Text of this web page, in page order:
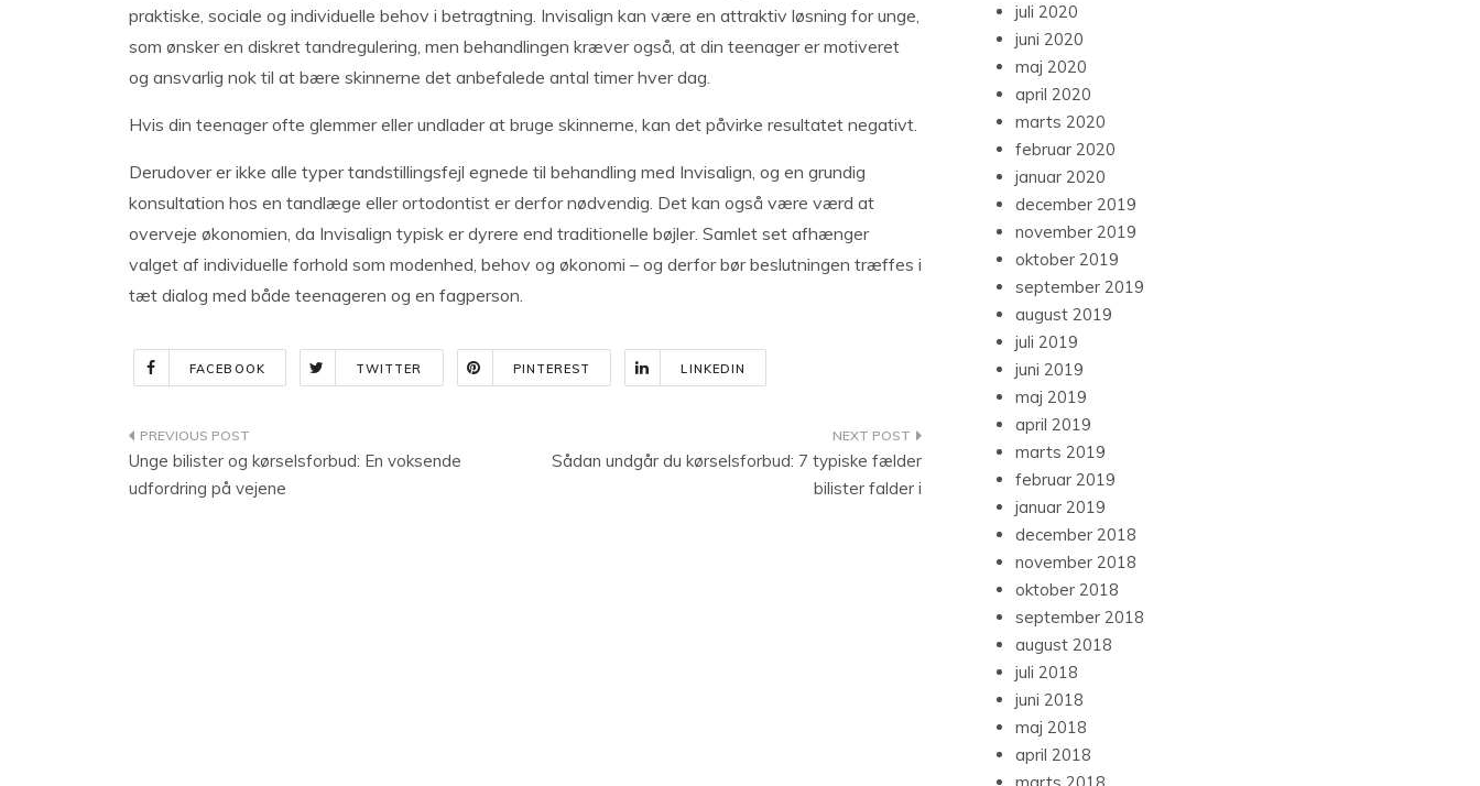
praktiske, sociale og individuelle behov i betragtning. Invisalign kan være en attraktiv løsning for unge,
som ønsker en diskret tandregulering, men behandlingen kræver også, at din teenager er motiveret
og ansvarlig nok til at bære skinnerne det anbefalede antal timer hver dag.
Hvis din teenager ofte glemmer eller undlader at bruge skinnerne, kan det påvirke resultatet negativt.
Derudover er ikke alle typer tandstillingsfejl egnede til behandling med Invisalign, og en grundig
konsultation hos en tandlæge eller ortodontist er derfor nødvendig. Det kan også være værd at
overveje økonomien, da Invisalign typisk er dyrere end traditionelle bøjler. Samlet set afhænger
valget af individuelle forhold som modenhed, behov og økonomi – og derfor bør beslutningen træffes i
tæt dialog med både teenageren og en fagperson.
FACEBOOK TWITTER PINTEREST LINKEDIN
Indlægsnavigation
Unge bilister og kørselsforbud: En voksende
udfordring på vejene
Sådan undgår du kørselsforbud: 7 typiske fælder
bilister falder i
juli 2020
juni 2020
maj 2020
april 2020
marts 2020
februar 2020
januar 2020
december 2019
november 2019
oktober 2019
september 2019
august 2019
juli 2019
juni 2019
maj 2019
april 2019
marts 2019
februar 2019
januar 2019
december 2018
november 2018
oktober 2018
september 2018
august 2018
juli 2018
juni 2018
maj 2018
april 2018